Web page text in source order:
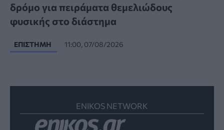
δρόμο για πειράματα θεμελιώδους
φυσικής στο διάστημα
ΕΠΙΣΤΉΜΗ 11:00, 07/08/2026
ENIKOS NETWORK